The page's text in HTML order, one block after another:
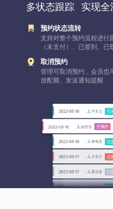
多状态跟踪 实现全
预约状态流转
支持对整个预约流程进行
（未支付）、已签到、已
取消预约
管理可取消预约，会员也
放配额、发送通知提醒